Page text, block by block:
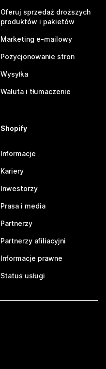
Oferuj sprzedaż droższych
produktów i pakietów
Marketing e-mailowy
Pozycjonowanie stron
Wysyłka
Waluta i tłumaczenie
Shopify
Informacje
Kariery
Inwestorzy
Prasa i media
Partnerzy
Partnerzy afiliacyjni
Informacje prawne
Status usługi